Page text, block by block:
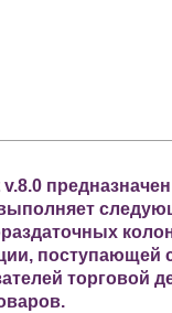
поступающей
торговой